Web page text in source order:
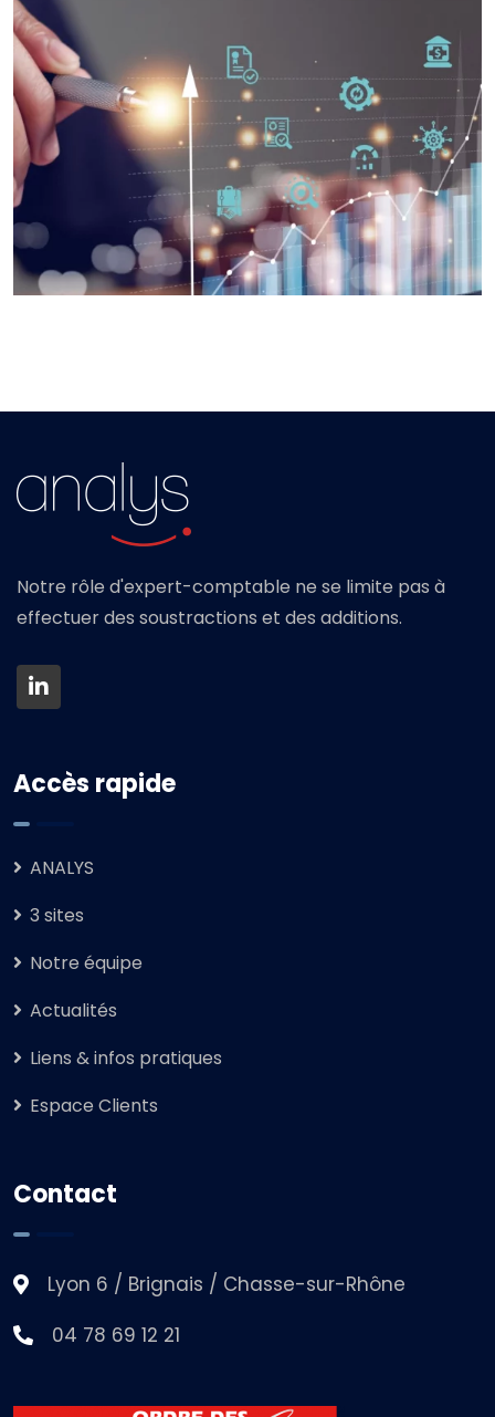
Notre rôle d'expert-comptable ne se limite pas à
effectuer des soustractions et des additions.
Accès rapide
ANALYS
3 sites
Notre équipe
Actualités
Liens & infos pratiques
Espace Clients
Contact
Lyon 6 / Brignais / Chasse-sur-Rhône
04 78 69 12 21